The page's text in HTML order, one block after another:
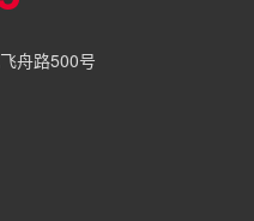
舟路500号